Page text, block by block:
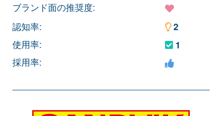
ブランド面の推奨度:
認知率:
使用率:
採用率:
2
1